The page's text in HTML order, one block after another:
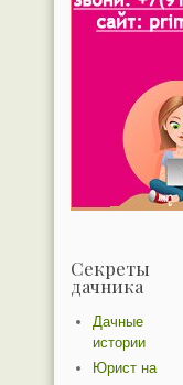
Секреты
дачника
Дачные
истории
Юрист на